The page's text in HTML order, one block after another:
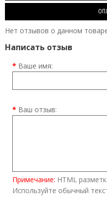
Нет отзывов о данном
Написать отзыв
Ваше имя:
Ваш отзыв:
Примечание: HTML
Используйте обычный